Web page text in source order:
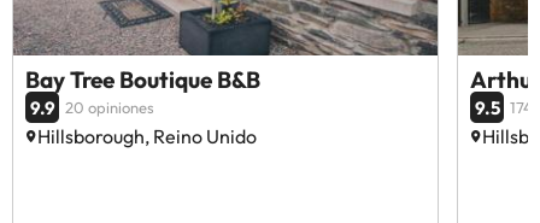
Bay Tree Boutique B&B
9.9 20 opiniones
Hillsborough, Reino Unido
9.5 174